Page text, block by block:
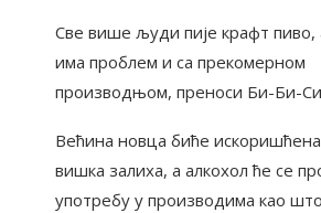
Све више људи пије крафт пиво,
има проблем и са прекомерном
производњом, преноси Би-Би-
Већина новца биће
вишка залиха, а алкохол ће се
употребу у производима као